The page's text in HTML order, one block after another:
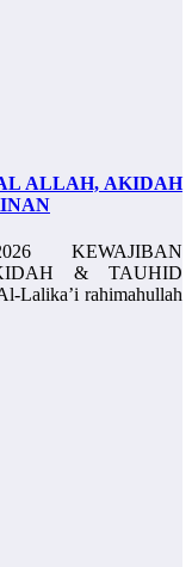
ALLAH, AKIDAH
KEWAJIBAN
& TAUHID
rahimahullah